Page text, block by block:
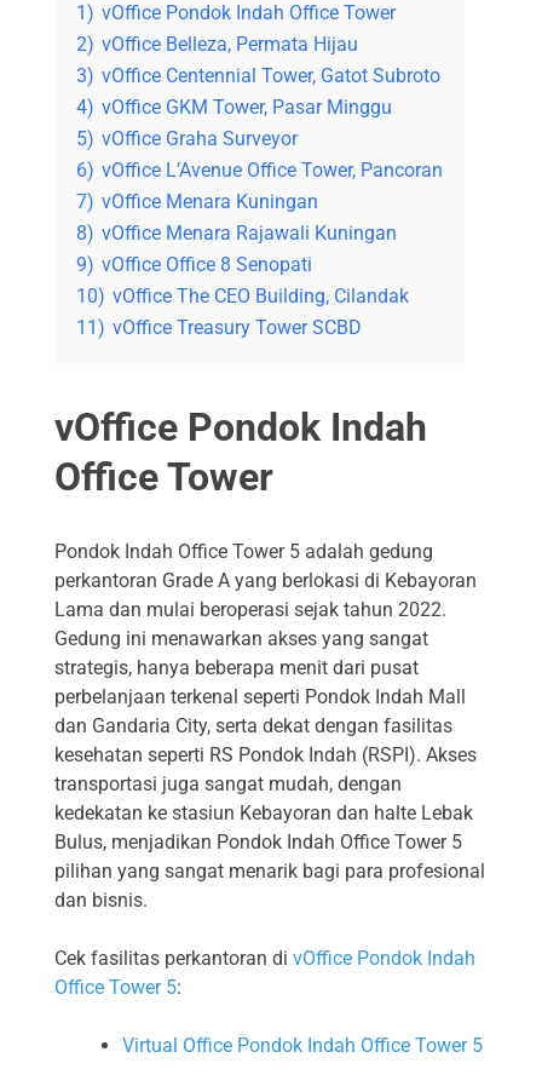
1) vOffice Pondok Indah Office Tower
2) vOffice Belleza, Permata Hijau
3) vOffice Centennial Tower, Gatot Subroto
4) vOffice GKM Tower, Pasar Minggu
5) vOffice Graha Surveyor
6) vOffice L’Avenue Office Tower, Pancoran
7) vOffice Menara Kuningan
8) vOffice Menara Rajawali Kuningan
9) vOffice Office 8 Senopati
10) vOffice The CEO Building, Cilandak
11) vOffice Treasury Tower SCBD
vOffice Pondok Indah
Office Tower
Pondok Indah Office Tower 5 adalah gedung
perkantoran Grade A yang berlokasi di Kebayoran
Lama dan mulai beroperasi sejak tahun 2022.
Gedung ini menawarkan akses yang sangat
strategis, hanya beberapa menit dari pusat
perbelanjaan terkenal seperti Pondok Indah Mall
dan Gandaria City, serta dekat dengan fasilitas
kesehatan seperti RS Pondok Indah (RSPI). Akses
transportasi juga sangat mudah, dengan
kedekatan ke stasiun Kebayoran dan halte Lebak
Bulus, menjadikan Pondok Indah Office Tower 5
pilihan yang sangat menarik bagi para profesional
dan bisnis.
Cek fasilitas perkantoran di vOffice Pondok Indah
Office Tower 5:
Virtual Office Pondok Indah Office Tower 5